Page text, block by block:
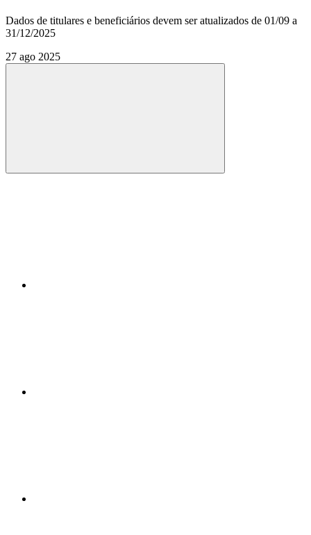
Dados de titulares e beneficiários devem ser atualizados de 01/09 a
31/12/2025
27 ago 2025
Compartilhar